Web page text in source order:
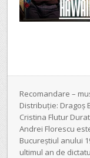
Recomandare –
Distribuție: Dragoș
Cristina Flutur
Andrei Florescu
Bucureștiul anului
ultimul an de